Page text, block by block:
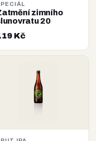
zimního
20
Kč